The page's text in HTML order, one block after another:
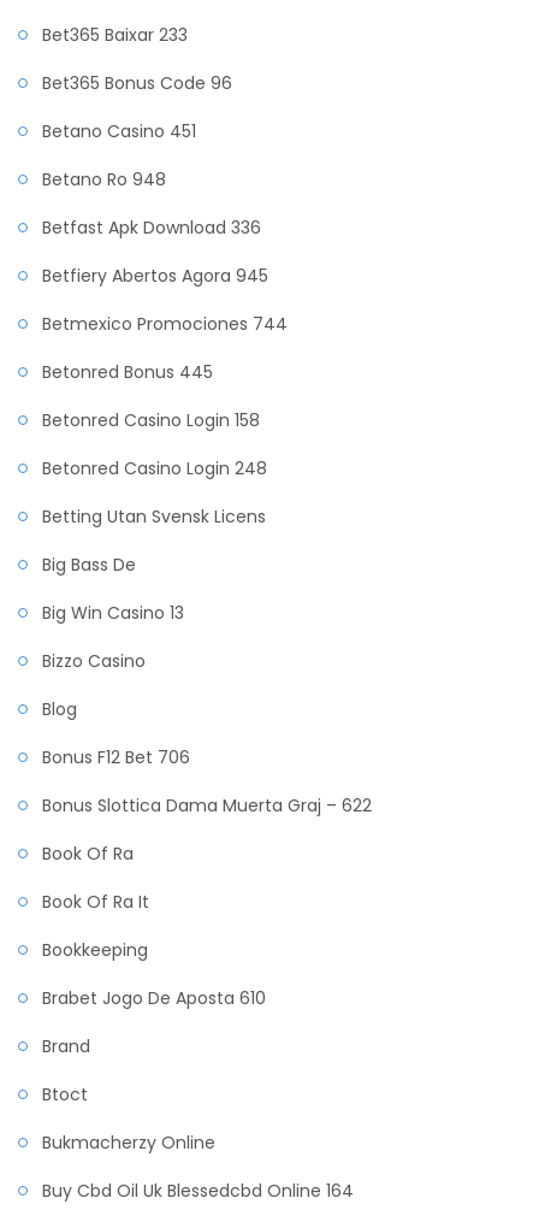
Bet365 Baixar 233
Bet365 Bonus Code 96
Betano Casino 451
Betano Ro 948
Betfast Apk Download 336
Betfiery Abertos Agora 945
Betmexico Promociones 744
Betonred Bonus 445
Betonred Casino Login 158
Betonred Casino Login 248
Betting Utan Svensk Licens
Big Bass De
Big Win Casino 13
Bizzo Casino
Blog
Bonus F12 Bet 706
Bonus Slottica Dama Muerta Graj – 622
Book Of Ra
Book Of Ra It
Bookkeeping
Brabet Jogo De Aposta 610
Brand
Btoct
Bukmacherzy Online
Buy Cbd Oil Uk Blessedcbd Online 164